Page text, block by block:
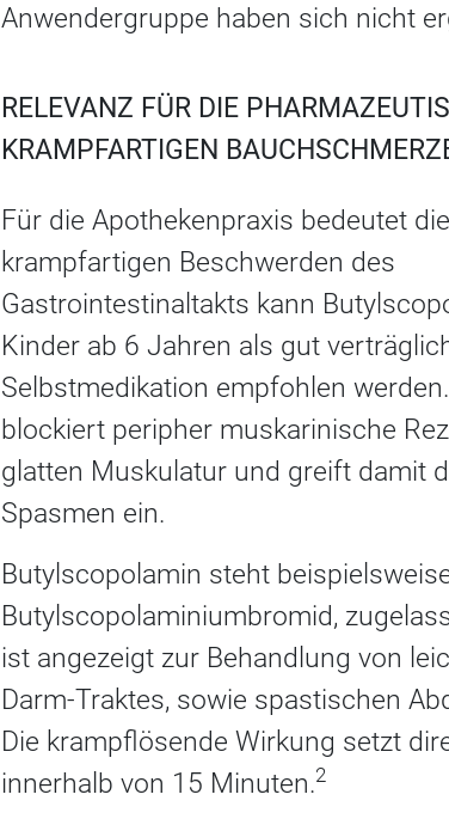
Anwendergruppe haben sich nicht
RELEVANZ FÜR DIE
KRAMPFARTIGEN
Für die Apothekenpraxis bedeutet
krampfartigen Beschwerden des
Gastrointestinaltakts kann
Kinder ab 6 Jahren als gut
Selbstmedikation empfohlen
blockiert peripher muskarinische
glatten Muskulatur und greift damit
Spasmen ein.
Butylscopolamin steht
Butylscopolaminiumbromid,
ist angezeigt zur Behandlung von
Darm-Traktes, sowie spastischen
Die krampflösende Wirkung setzt
innerhalb von 15 Minuten.2